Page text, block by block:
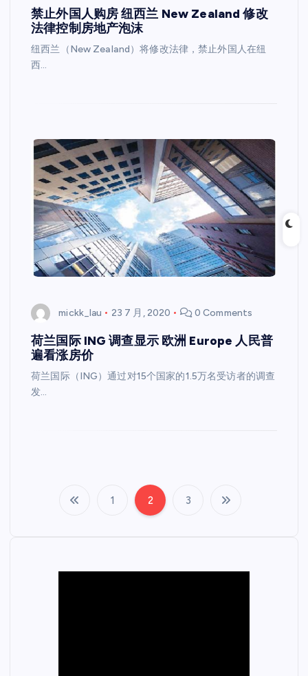
禁止外国人购房 纽西兰 New Zealand 修改
法律控制房地产泡沫
纽西兰（New Zealand）将修改法律，禁止外国人在纽
西…
mickk_lau 23 7 月, 2020 0 Comments
荷兰国际 ING 调查显示 欧洲 Europe 人民普
遍看涨房价
荷兰国际（ING）通过对15个国家的1.5万名受访者的调查
发…
文
分
1 2 3